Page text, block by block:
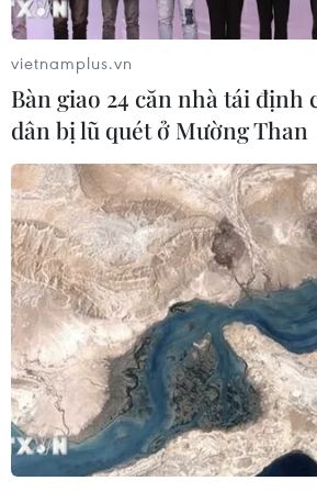
Ngành da giày Việt
cơ hội tại Canada và Bắc Mỹ
19/08/2025 08:08
Ngành da giày Việt Nam tìm kiếm
Hội chợ AFA Canada 2025, mở
dụng các FTA để tăng trưởng bền
vietnamplus.vn
Bàn giao 24 căn nhà tái định
dân bị lũ quét ở Mường Than